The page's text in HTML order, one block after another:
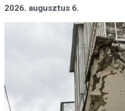
2026. augusztus 6.